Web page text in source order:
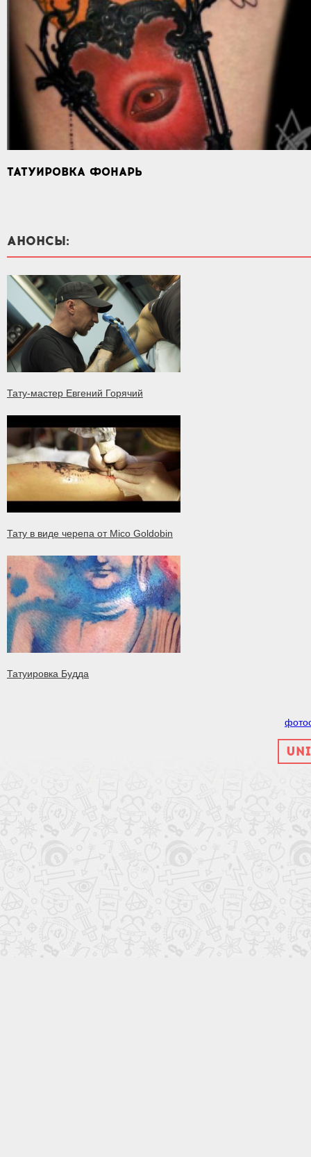
ТАТУИРОВКА ФОНАРЬ
АНОНСЫ:
Тату-мастер Евгений Горячий
Тату в виде черепа от Mico Goldobin
Татуировка Будда